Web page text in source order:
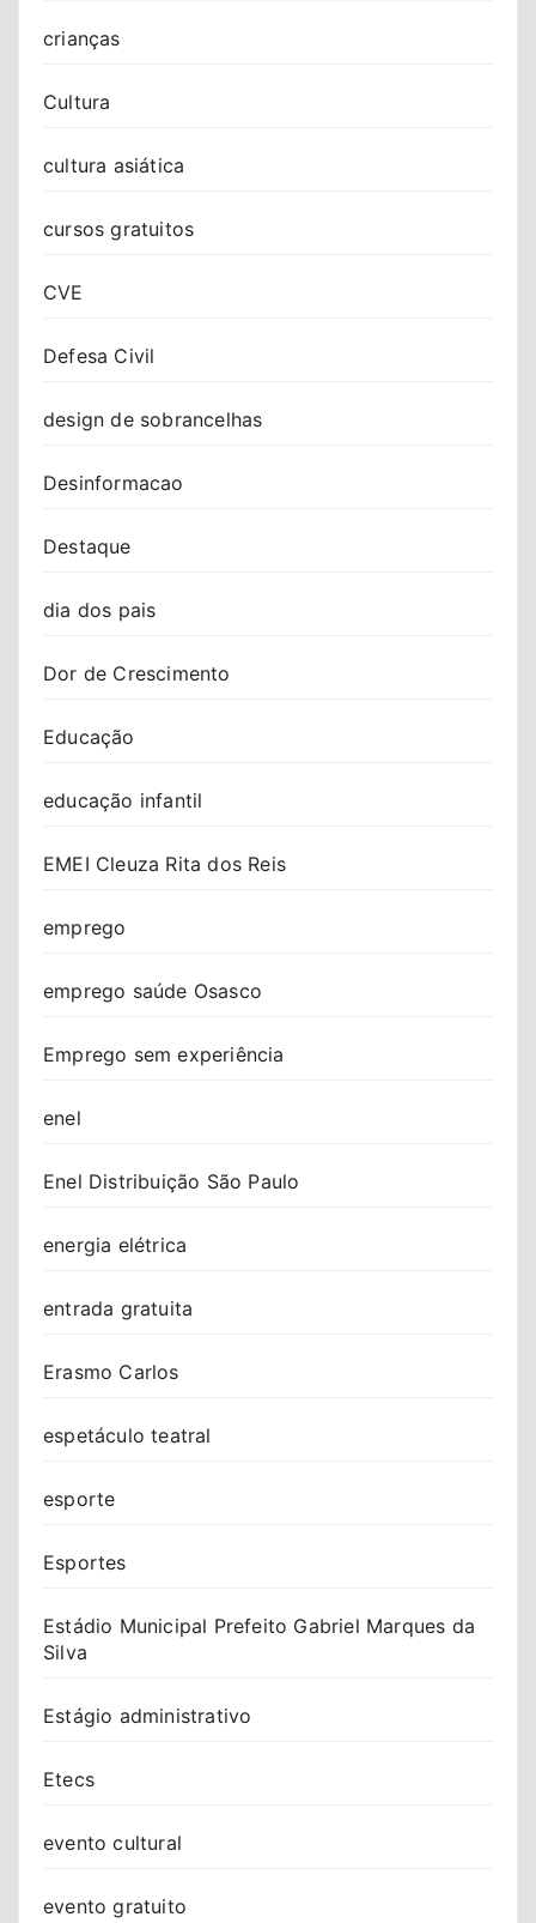
crianças
Cultura
cultura asiática
cursos gratuitos
CVE
Defesa Civil
design de sobrancelhas
Desinformacao
Destaque
dia dos pais
Dor de Crescimento
Educação
educação infantil
EMEI Cleuza Rita dos Reis
emprego
emprego saúde Osasco
Emprego sem experiência
enel
Enel Distribuição São Paulo
energia elétrica
entrada gratuita
Erasmo Carlos
espetáculo teatral
esporte
Esportes
Estádio Municipal Prefeito Gabriel Marques da
Silva
Estágio administrativo
Etecs
evento cultural
evento gratuito